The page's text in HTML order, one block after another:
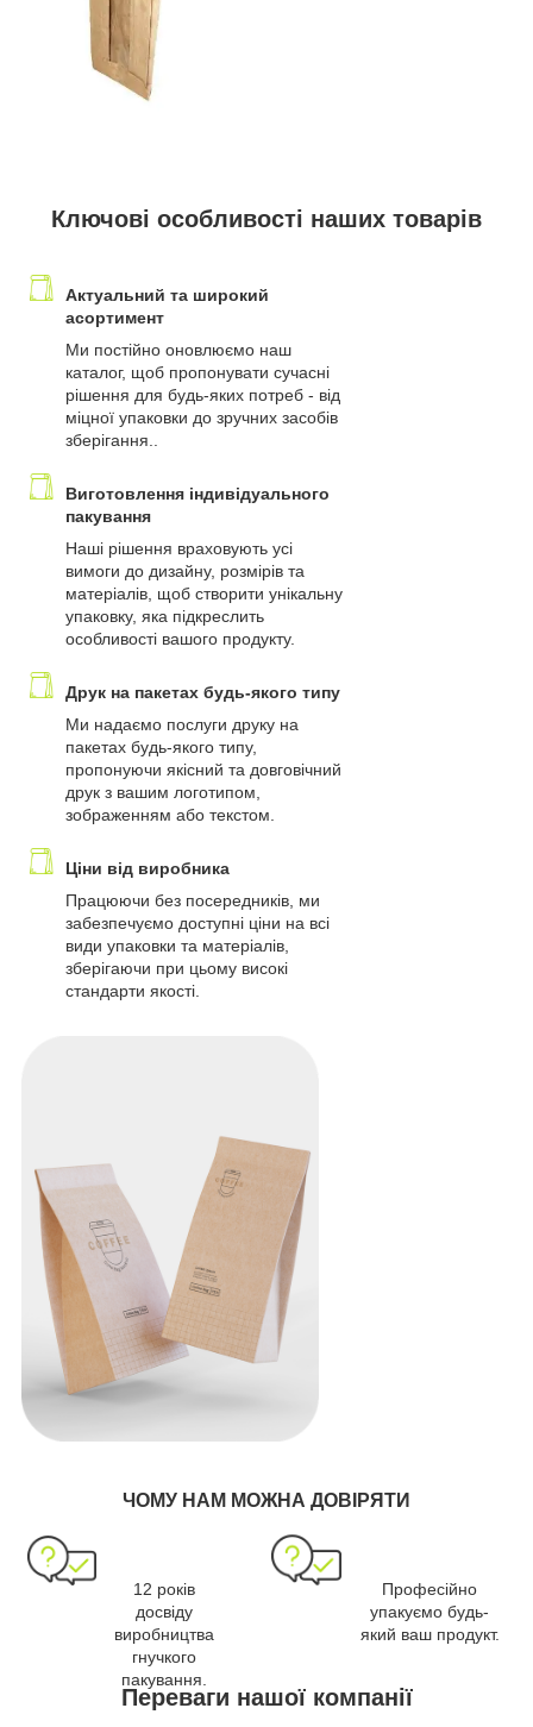
Ключові особливості наших товарів
Актуальний та широкий
асортимент
Ми постійно оновлюємо наш
каталог, щоб пропонувати сучасні
рішення для будь-яких потреб - від
міцної упаковки до зручних засобів
зберігання..
Виготовлення індивідуального
пакування
Наші рішення враховують усі
вимоги до дизайну, розмірів та
матеріалів, щоб створити унікальну
упаковку, яка підкреслить
особливості вашого продукту.
Друк на пакетах будь-якого типу
Ми надаємо послуги друку на
пакетах будь-якого типу,
пропонуючи якісний та довговічний
друк з вашим логотипом,
зображенням або текстом.
Ціни від виробника
Працюючи без посередників, ми
забезпечуємо доступні ціни на всі
види упаковки та матеріалів,
зберігаючи при цьому високі
стандарти якості.
ЧОМУ НАМ МОЖНА ДОВІРЯТИ
12 років
досвіду
виробництва
гнучкого
пакування.
Професійно
упакуємо будь-
який ваш продукт.
Переваги нашої компанії